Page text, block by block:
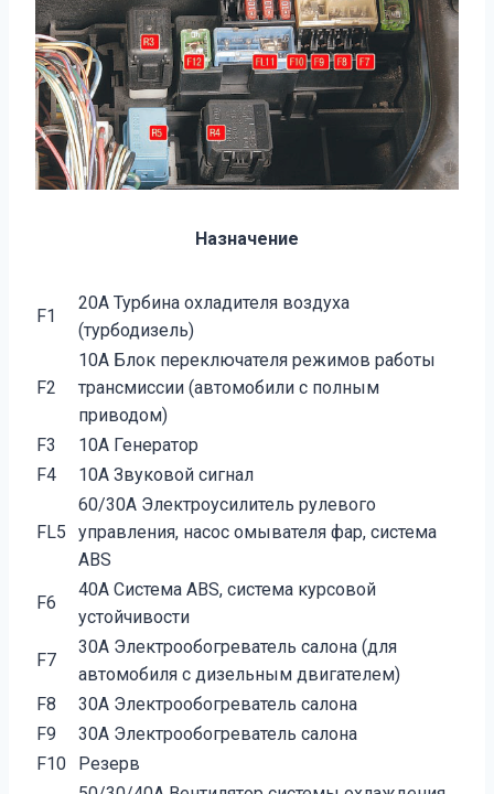
Назначение
F1
20А Турбина охладителя воздуха
(турбодизель)
F2
10А Блок переключателя режимов работы
трансмиссии (автомобили с полным
приводом)
F3
10А Генератор
F4
10А Звуковой сигнал
FL5
60/30A Электроусилитель рулевого
управления, насос омывателя фар, система
ABS
F6
40А Система ABS, система курсовой
устойчивости
F7
30А Электрообогреватель салона (для
автомобиля с дизельным двигателем)
F8
30А Электрообогреватель салона
F9
30А Электрообогреватель салона
F10
Резерв